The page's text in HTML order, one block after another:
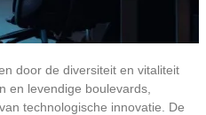
door de diversiteit en vitaliteit
en levendige boulevards,
technologische innovatie. De